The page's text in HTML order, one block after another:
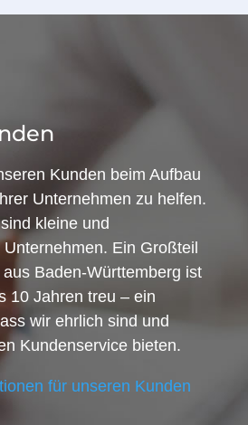
Kunden beim Aufbau
Unternehmen zu helfen.
kleine und
Ein Großteil
Baden-Württemberg ist
10 Jahren treu – ein
wir ehrlich sind und
Kundenservice bieten.
für unseren Kunden